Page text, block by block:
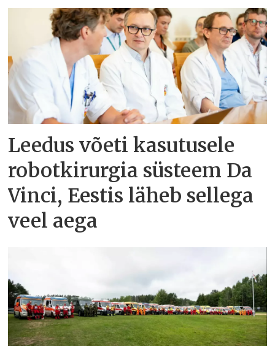
Leedus võeti kasutusele
robotkirurgia süsteem Da
Vinci, Eestis läheb sellega
veel aega